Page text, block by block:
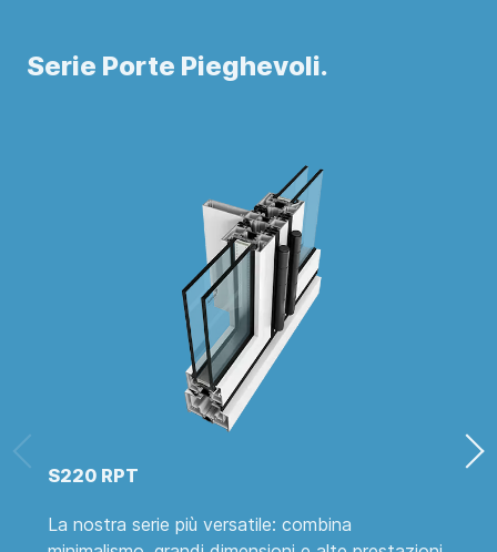
Serie Porte Pieghevoli.
S220 RPT
La nostra serie più versatile: combina